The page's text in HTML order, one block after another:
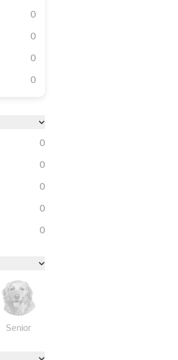
0
0
0
0
0
0
0
0
0
Senior